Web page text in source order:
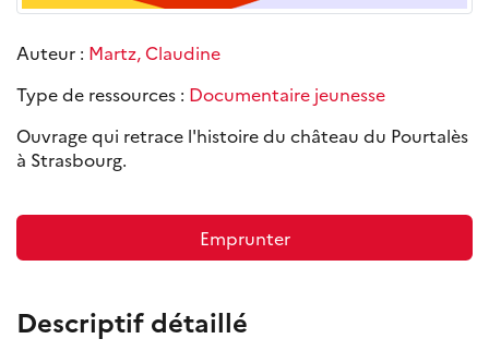
Auteur : Martz, Claudine
Type de ressources : Documentaire jeunesse
Ouvrage qui retrace l'histoire du château du Pourtalès
à Strasbourg.
Emprunter
Descriptif détaillé